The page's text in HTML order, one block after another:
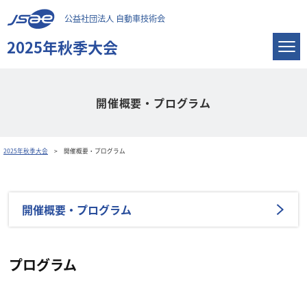
2025年秋季大会
公益社団法人 自動車技術会
開催概要・プログラム
2025年秋季大会 開催概要・プログラム
開催概要・プログラム
プログラム